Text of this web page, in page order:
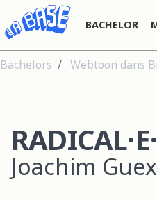
BACHELOR
Bachelors Webtoon dans
Joachim Guex